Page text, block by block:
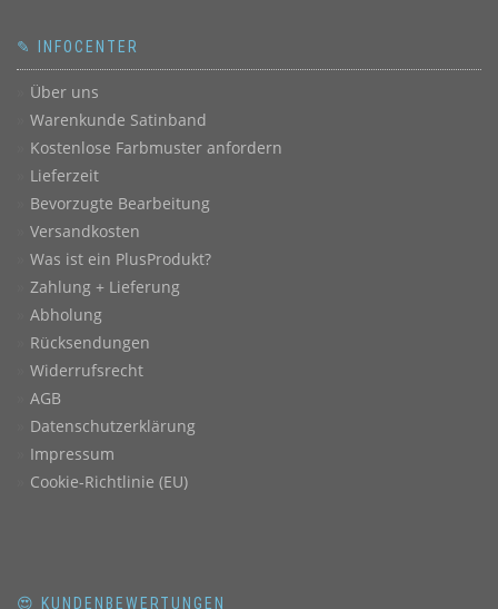
✎ INFOCENTER
Über uns
Warenkunde Satinband
Kostenlose Farbmuster anfordern
Lieferzeit
Bevorzugte Bearbeitung
Versandkosten
Was ist ein PlusProdukt?
Zahlung + Lieferung
Abholung
Rücksendungen
Widerrufsrecht
AGB
Datenschutzerklärung
Impressum
Cookie-Richtlinie (EU)
😍 KUNDENBEWERTUNGEN